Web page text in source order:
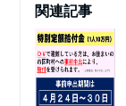
関連記事